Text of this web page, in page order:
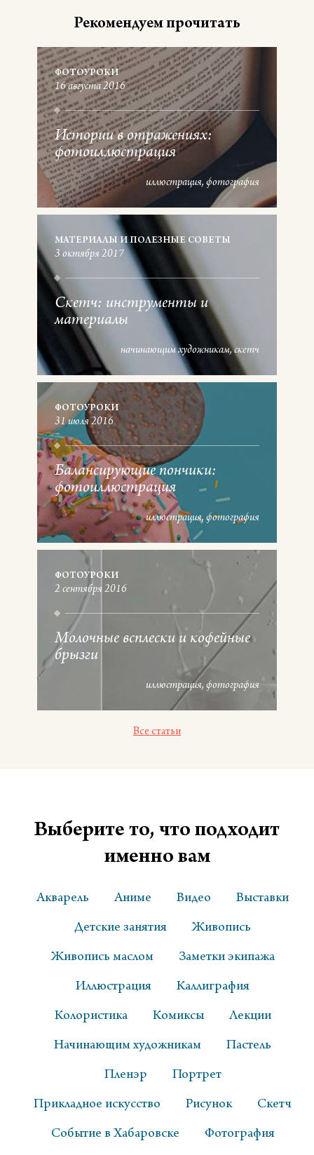
Рекомендуем прочитать
ФОТОУРОКИ
16 августа 2016
Истории в отражениях:
фотоиллюстрация
иллюстрация фотография
МАТЕРИАЛЫ И ПОЛЕЗНЫЕ СОВЕТЫ
3 октября 2017
Скетч: инструменты и
материалы
начинающим художникам скетч
ФОТОУРОКИ
31 июля 2016
Балансирующие пончики:
фотоиллюстрация
иллюстрация фотография
ФОТОУРОКИ
2 сентября 2016
Молочные всплески и кофейные
брызги
иллюстрация фотография
Все статьи
Выберите то, что подходит
именно вам
Акварель Аниме Видео Выставки
Детские занятия Живопись
Живопись маслом Заметки экипажа
Иллюстрация Каллиграфия
Колористика Комиксы Лекции
Начинающим художникам Пастель
Пленэр Портрет
Прикладное искусство Рисунок Скетч
Событие в Хабаровске Фотография